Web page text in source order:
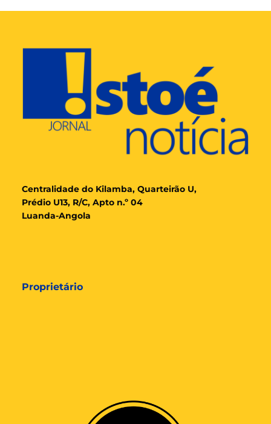
Centralidade do Kilamba, Quarteirão U,
Prédio U13, R/C, Apto n.º 04
Luanda-Angola
Proprietário